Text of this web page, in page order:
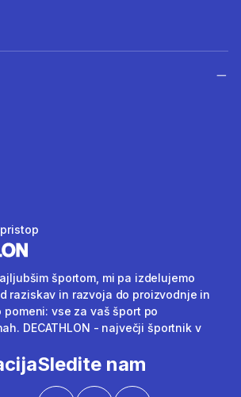
športom, mi pa izdelujemo
raziskav in razvoja do proizvodnje in
vse za vaš šport po
DECATHLON - največji športnik v
Sledite nam